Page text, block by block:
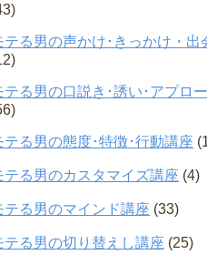
テる男の声かけ･きっかけ・出
テる男の口説き･誘い･アプロ
テる男の態度･特徴･行動講座
テる男のカスタマイズ講座 (4)
テる男のマインド講座 (33)
テる男の切り替えし講座 (25)